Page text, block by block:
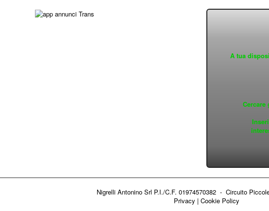
A tua
Nigrelli Antonino Srl P.I./C.F. 01974570382 - Circuito
Privacy | Cookie Policy